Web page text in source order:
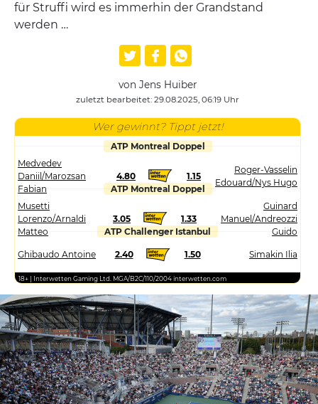
für Struffi wird es immerhin der Grandstand
werden …
von Jens Huiber
zuletzt bearbeitet: 29.08.2025, 06:19 Uhr
Wer gewinnt? Tippt jetzt!
ATP Montreal Doppel
Medvedev
Daniil/Marozsan
Fabian
4.80 1.15
Roger-Vasselin
Edouard/Nys Hugo
ATP Montreal Doppel
Musetti
Lorenzo/Arnaldi
Matteo
3.05 1.33
Guinard
Manuel/Andreozzi
Guido
ATP Challenger Istanbul
Ghibaudo Antoine 2.40 1.50 Simakin Ilia
18+ | Interwetten Gaming Ltd. MGA/B2C/110/2004 interwetten.com